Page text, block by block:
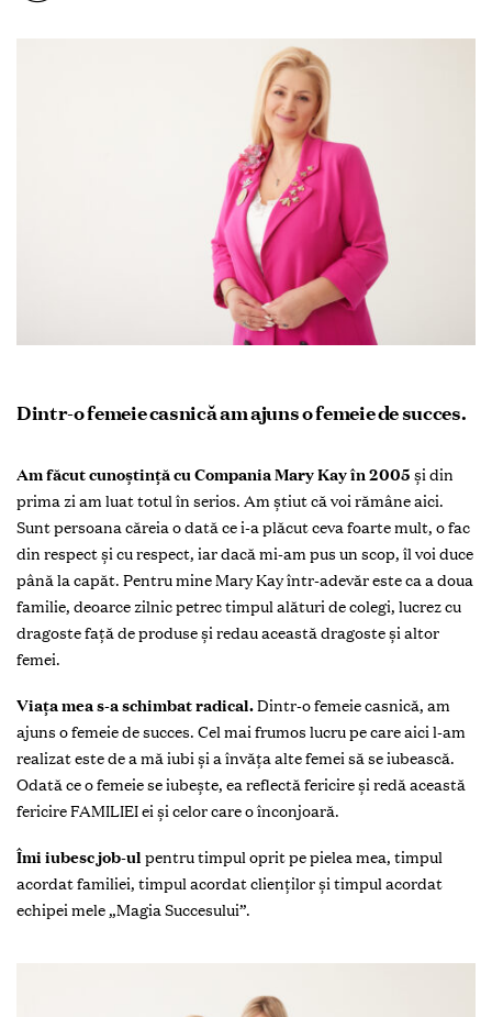
Dintr-o femeie casnică am ajuns o femeie de succes.
Am făcut cunoștință cu Compania Mary Kay în 2005 și din
prima zi am luat totul în serios. Am știut că voi rămâne aici.
Sunt persoana căreia o dată ce i-a plăcut ceva foarte mult, o fac
din respect și cu respect, iar dacă mi-am pus un scop, îl voi duce
până la capăt. Pentru mine Mary Kay într-adevăr este ca a doua
familie, deoarce zilnic petrec timpul alături de colegi, lucrez cu
dragoste față de produse și redau această dragoste și altor
femei.
Viața mea s-a schimbat radical.Dintr-o femeie casnică, am
ajuns o femeie de succes. Cel mai frumos lucru pe care aici l-am
realizat este de a mă iubi și a învăța alte femei să se iubească.
Odată ce o femeie se iubește, ea reflectă fericire și redă această
fericire FAMILIEI ei și celor care o înconjoară.
Îmi iubesc job-ul pentru timpul oprit pe pielea mea, timpul
acordat familiei, timpul acordat clienților și timpul acordat
echipei mele „Magia Succesului”.